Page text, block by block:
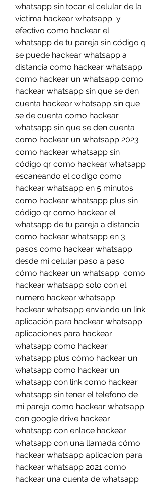
whatsapp sin tocar el celular de la
victima hackear whatsapp  y
efectivo como hackear el
whatsapp de tu pareja sin código q
se puede hackear whatsapp a
distancia como hackear whatsapp
como hackear un whatsapp como
hackear whatsapp sin que se den
cuenta hackear whatsapp sin que
se de cuenta como hackear
whatsapp sin que se den cuenta
como hackear un whatsapp 2023
como hackear whatsapp sin
código qr como hackear whatsapp
escaneando el codigo como
hackear whatsapp en 5 minutos
como hackear whatsapp plus sin
código qr como hackear el
whatsapp de tu pareja a distancia
como hackear whatsapp en 3
pasos como hackear whatsapp
desde mi celular paso a paso
cómo hackear un whatsapp  como
hackear whatsapp solo con el
numero hackear whatsapp
hackear whatsapp enviando un link
aplicación para hackear whatsapp
aplicaciones para hackear
whatsapp como hackear
whatsapp plus cómo hackear un
whatsapp como hackear un
whatsapp con link como hackear
whatsapp sin tener el telefono de
mi pareja como hackear whatsapp
con google drive hackear
whatsapp con enlace hackear
whatsapp con una llamada cómo
hackear whatsapp aplicacion para
hackear whatsapp 2021 como
hackear una cuenta de whatsapp